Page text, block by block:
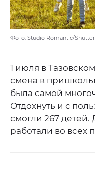
Фото: Studio Romantic/
1 июля в
смена в
была самой
Отдохнуть и с
смогли 267
работали во всех